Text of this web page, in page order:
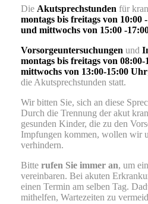
Die Akutsprechstunden für
montags bis freitags von 10:00
und mittwochs von 15:00 -
Vorsorgeuntersuchungen und
montags bis freitags von
mittwochs von 13:00-15:00 Uhr
die Akutsprechstunden statt.
Wir bitten Sie, sich an diese
Durch die Trennung der akut
gesunden Kinder, die zu den
Impfungen kommen, wollen wir
verhindern.
Bitte rufen Sie immer an, um
vereinbaren. Bei akuten
einen Termin am selben Tag.
mithelfen, Wartezeiten zu